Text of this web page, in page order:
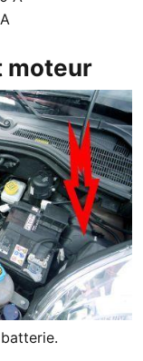
moteur